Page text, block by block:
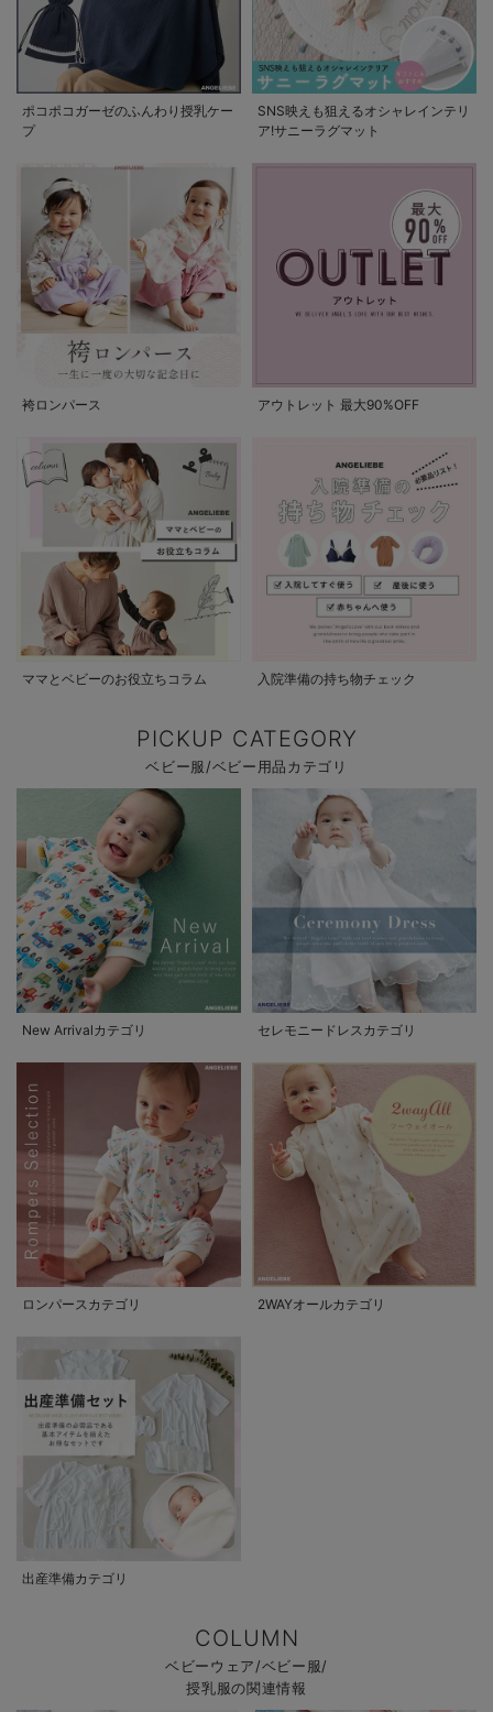
ポコポコガーゼのふんわり授乳ケー
プ
SNS映えも狙えるオシャレインテリ
ア!サニーラグマット
袴ロンパース アウトレット 最大90%OFF
ママとベビーのお役立ちコラム 入院準備の持ち物チェック
PICKUP CATEGORY
ベビー服/ベビー用品カテゴリ
New Arrivalカテゴリ セレモニードレスカテゴリ
ロンパースカテゴリ 2WAYオールカテゴリ
出産準備カテゴリ
COLUMN
ベビーウェア/ベビー服/
授乳服の関連情報